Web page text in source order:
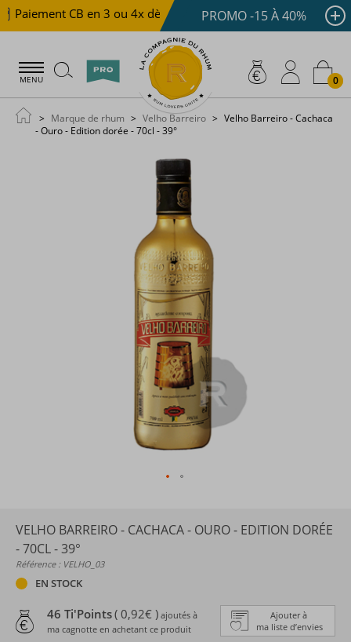
Paiement CB en 3 ou 4x dès 100 € Livraison offerte
PROMO -15 À 40%
MENU 0
Marque de rhum Velho Barreiro
Velho Barreiro - Cachaca
- Ouro - Edition dorée - 70cl - 39°
VELHO BARREIRO - CACHACA - OURO - EDITION DORÉE
- 70CL - 39°
Référence : VELHO_03
EN STOCK
Ajouter à
ma liste d’envies
46 Ti'Points( 0,92€ ) ajoutés à
ma cagnotte en achetant ce produit